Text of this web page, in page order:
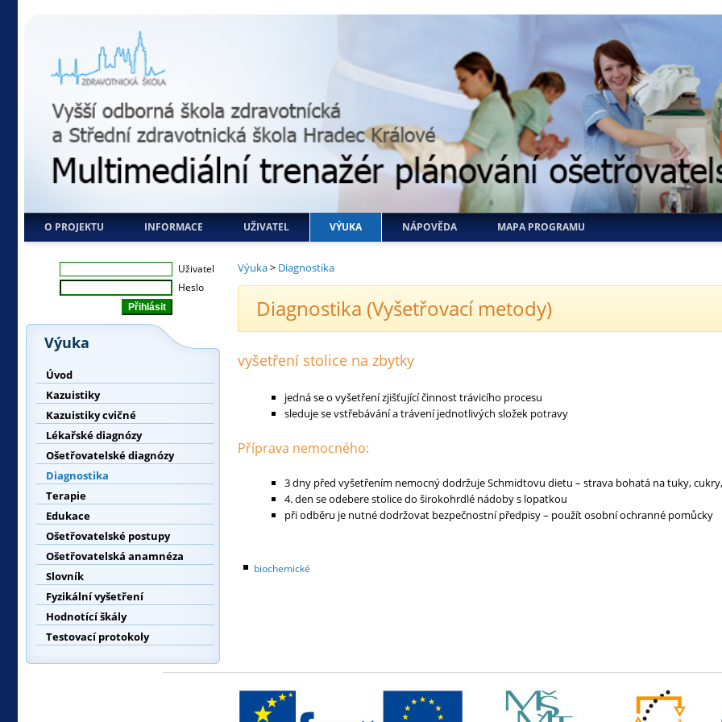
O PROJEKTU INFORMACE UŽIVATEL VÝUKA NÁPOVĚDA MAPA PROGRAMU
Uživatel
Heslo
Výuka
Úvod
Kazuistiky
Kazuistiky cvičné
Lékařské diagnózy
Ošetřovatelské diagnózy
Diagnostika
Terapie
Edukace
Ošetřovatelské postupy
Ošetřovatelská anamnéza
Slovník
Fyzikální vyšetření
Hodnotící škály
Testovací protokoly
Výuka> Diagnostika
Diagnostika (Vyšetřovací metody)
vyšetření stolice na zbytky
jedná se o vyšetření zjišťující činnost trávicího procesu
sleduje se vstřebávání a trávení jednotlivých složek potravy
Příprava nemocného:
3 dny před vyšetřením nemocný dodržuje Schmidtovu dietu – strava bohatá na tuky,
4. den se odebere stolice do širokohrdlé nádoby s lopatkou
při odběru je nutné dodržovat bezpečnostní předpisy – použít osobní ochranné pomůcky
biochemické